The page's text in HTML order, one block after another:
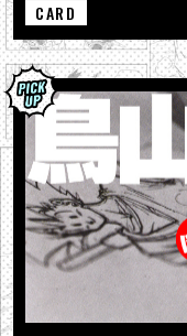
CARD